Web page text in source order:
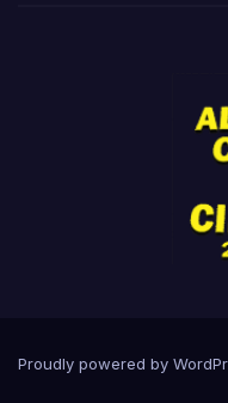
Proudly powered by